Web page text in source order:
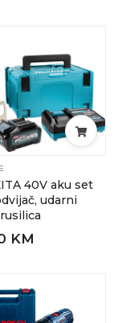
40V aku set
udarni
KM